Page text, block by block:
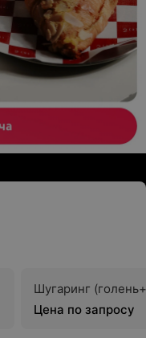
Шугаринг
Цена по запросу